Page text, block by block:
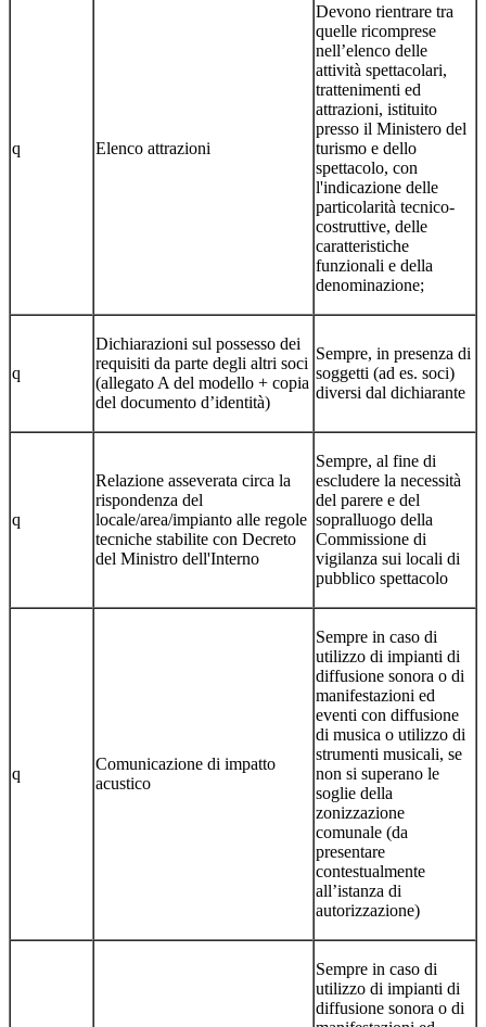
q Elenco attrazioni
Devono rientrare tra
quelle ricomprese
nell’elenco delle
attività spettacolari,
trattenimenti ed
attrazioni, istituito
presso il Ministero del
turismo e dello
spettacolo, con
l'indicazione delle
particolarità tecnico-
costruttive, delle
caratteristiche
funzionali e della
denominazione;
q
Dichiarazioni sul possesso dei
requisiti da parte degli altri soci
(allegato A del modello + copia
del documento d’identità)
Sempre, in presenza di
soggetti (ad es. soci)
diversi dal dichiarante
q
Relazione asseverata circa la
rispondenza del
locale/area/impianto alle regole
tecniche stabilite con Decreto
del Ministro dell'Interno
Sempre, al fine di
escludere la necessità
del parere e del
sopralluogo della
Commissione di
vigilanza sui locali di
pubblico spettacolo
q
Comunicazione di impatto
acustico
Sempre in caso di
utilizzo di impianti di
diffusione sonora o di
manifestazioni ed
eventi con diffusione
di musica o utilizzo di
strumenti musicali, se
non si superano le
soglie della
zonizzazione
comunale (da
presentare
contestualmente
all’istanza di
autorizzazione)
Sempre in caso di
utilizzo di impianti di
diffusione sonora o di